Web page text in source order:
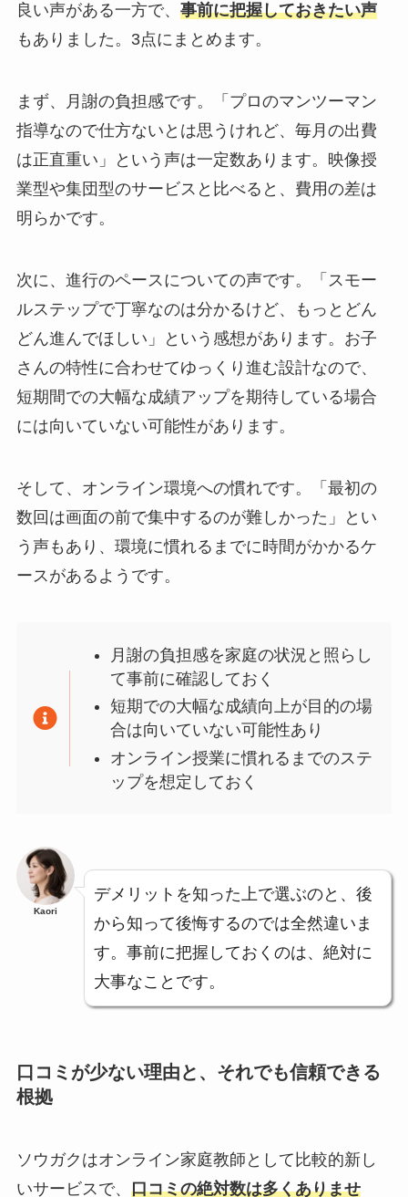
良い声がある一方で、 事前に把握しておきたい声
もありました。3点にまとめます。
まず、月謝の負担感です。「プロのマンツーマン
指導なので仕方ないとは思うけれど、毎月の出費
は正直重い」という声は一定数あります。映像授
業型や集団型のサービスと比べると、費用の差は
明らかです。
次に、進行のペースについての声です。「スモー
ルステップで丁寧なのは分かるけど、もっとどん
どん進んでほしい」という感想があります。お子
さんの特性に合わせてゆっくり進む設計なので、
短期間での大幅な成績アップを期待している場合
には向いていない可能性があります。
そして、オンライン環境への慣れです。「最初の
数回は画面の前で集中するのが難しかった」とい
う声もあり、環境に慣れるまでに時間がかかるケ
ースがあるようです。
月謝の負担感を家庭の状況と照らし
て事前に確認しておく
短期での大幅な成績向上が目的の場
合は向いていない可能性あり
オンライン授業に慣れるまでのステ
ップを想定しておく
Kaori
デメリットを知った上で選ぶのと、後
から知って後悔するのでは全然違いま
す。事前に把握しておくのは、絶対に
大事なことです。
口コミが少ない理由と、それでも信頼できる
根拠
ソウガクはオンライン家庭教師として比較的新し
いサービスで、 口コミの絶対数は多くありませ